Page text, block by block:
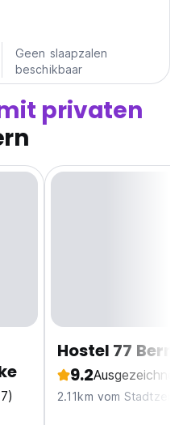
der BEA-Expo, dem Stade
Arena. Eine
Geen slaapzalen
beschikbaar
privaten
Hostel 77 Bern
9.2Ausgezeichnet
2.11km vom